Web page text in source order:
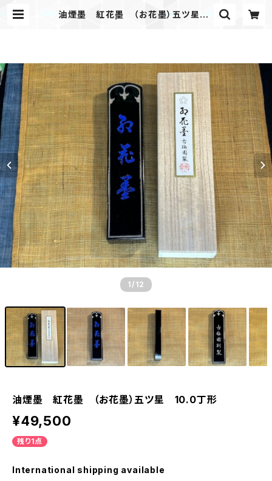
油煙墨 紅花墨 （お花墨）五ツ星 1
1 /12
油煙墨 紅花墨 （お花墨）五ツ星 10.0丁形
¥49,500
残り1点
International shipping available